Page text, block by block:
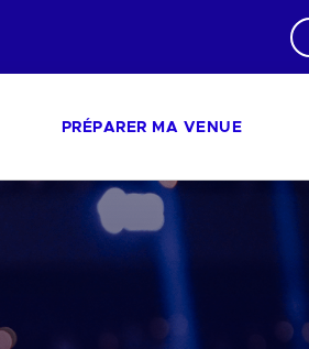
PRÉPARER MA VENUE